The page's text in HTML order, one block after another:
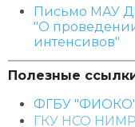
Письмо МАУ
"О
интенсивов"
Полезные
ФГБУ
ГКУ НСО